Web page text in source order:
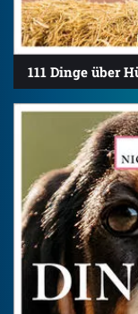
111 Dinge über